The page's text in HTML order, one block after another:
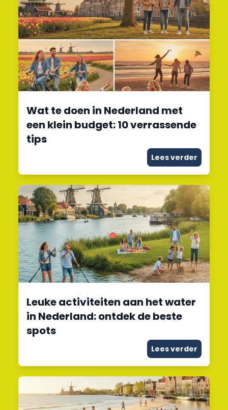
Wat te doen in Nederland met
een klein budget: 10 verrassende
tips
Lees verder
Leuke activiteiten aan het water
in Nederland: ontdek de beste
spots
Lees verder